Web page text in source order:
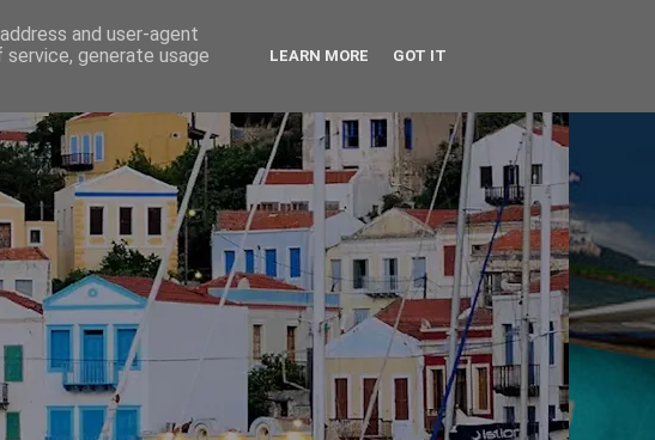
and user-agent
generate usage
LEARN MORE GOT IT